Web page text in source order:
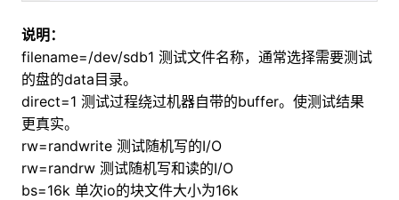
说明：
filename=/dev/sdb1 测试文件名称，通常选择需要测试
的盘的data目录。
direct=1 测试过程绕过机器自带的buffer。使测试结果
更真实。
rw=randwrite 测试随机写的I/O
rw=randrw 测试随机写和读的I/O
bs=16k 单次io的块文件大小为16k